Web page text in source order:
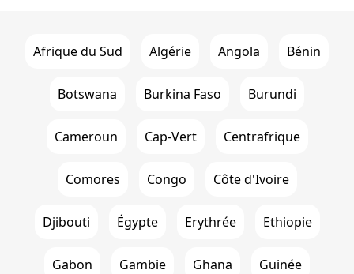
Afrique du Sud Algérie Angola Bénin
Botswana Burkina Faso Burundi
Cameroun Cap-Vert Centrafrique
Comores Congo Côte d'Ivoire
Djibouti Égypte Erythrée Ethiopie
Gabon Gambie Ghana Guinée